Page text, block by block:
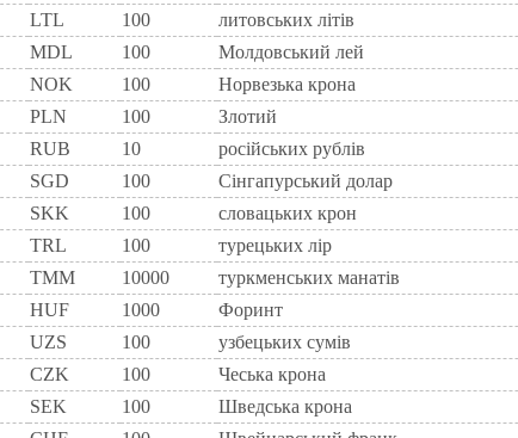
LTL 100 литовських літів
MDL 100 Молдовський лей
NOK 100 Норвезька крона
PLN 100 Злотий
RUB 10 російських рублів
SGD 100 Сінгапурський долар
SKK 100 словацьких крон
TRL 100 турецьких лір
TMM 10000 туркменських манатів
HUF 1000 Форинт
UZS 100 узбецьких сумів
CZK 100 Чеська крона
SEK 100 Шведська крона